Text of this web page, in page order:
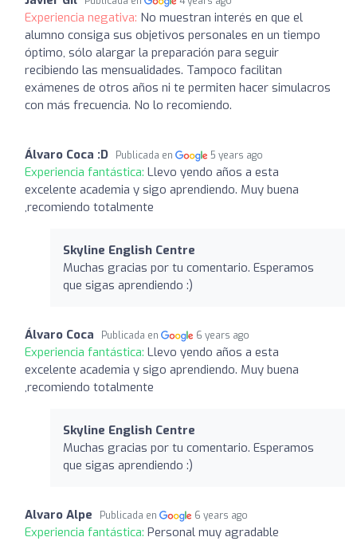
Experiencia negativa: No muestran interés en que el
alumno consiga sus objetivos personales en un tiempo
óptimo, sólo alargar la preparación para seguir
recibiendo las mensualidades. Tampoco facilitan
exámenes de otros años ni te permiten hacer simulacros
con más frecuencia. No lo recomiendo.
Álvaro Coca :D Publicada en 5 years ago
Experiencia fantástica: Llevo yendo años a esta
excelente academia y sigo aprendiendo. Muy buena
,recomiendo totalmente
Skyline English Centre
Muchas gracias por tu comentario. Esperamos
que sigas aprendiendo :)
Álvaro Coca Publicada en 6 years ago
Experiencia fantástica: Llevo yendo años a esta
excelente academia y sigo aprendiendo. Muy buena
,recomiendo totalmente
Skyline English Centre
Muchas gracias por tu comentario. Esperamos
que sigas aprendiendo :)
Alvaro Alpe Publicada en 6 years ago
Experiencia fantástica: Personal muy agradable